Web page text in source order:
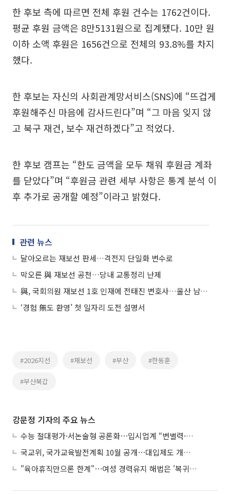
한 후보 측에 따르면 전체 후원 건수는 1762건이다.
평균 후원 금액은 8만5131원으로 집계됐다. 10만 원
이하 소액 후원은 1656건으로 전체의 93.8%를 차지
했다.
한 후보는 자신의 사회관계망서비스(SNS)에 “뜨겁게
후원해주신 마음에 감사드린다”며 “그 마음 잊지 않
고 북구 재건, 보수 재건하겠다”고 적었다.
한 후보 캠프는 “한도 금액을 모두 채워 후원금 계좌
를 닫았다”며 “후원금 관련 세부 사항은 통계 분석 이
후 추가로 공개할 예정”이라고 밝혔다.
관련 뉴스
달아오르는 재보선 판세…격전지 단일화 변수로
막오른 與 재보선 공천…당내 교통정리 난제
與, 국회의원 재보선 1호 인재에 전태진 변호사…울산 남갑 출마
‘경험 無도 환영’ 첫 일자리 도전 설명서
#2026지선 #재보선 #부산 #한동훈
#부산북갑
강문정 기자의 주요 뉴스
수능 절대평가·서논술형 공론화⋯입시업계 “변별력·사교육 대책 먼저”
국교위, 국가교육발전계획 10월 공개⋯대입제도 개편 공론화 추진
"육아휴직만으론 한계"⋯여성 경력유지 해법은 '복귀 후 유연근무’